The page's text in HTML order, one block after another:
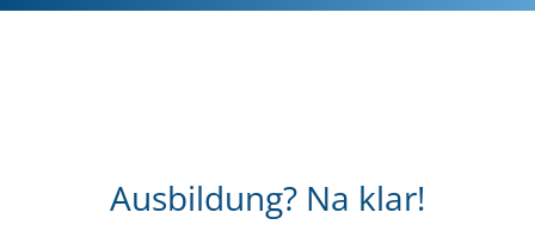
Ausbildung? Na klar!